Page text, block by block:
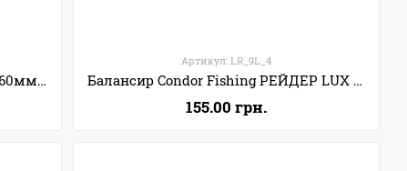
Балансир Condor Fishing Marder (60мм 9г) Цвет: 3
Артикул: LR_9L_4
Балансир Condor Fishing РЕЙДЕР LUX (50мм 9г) Цвет: 4
155.00 грн.